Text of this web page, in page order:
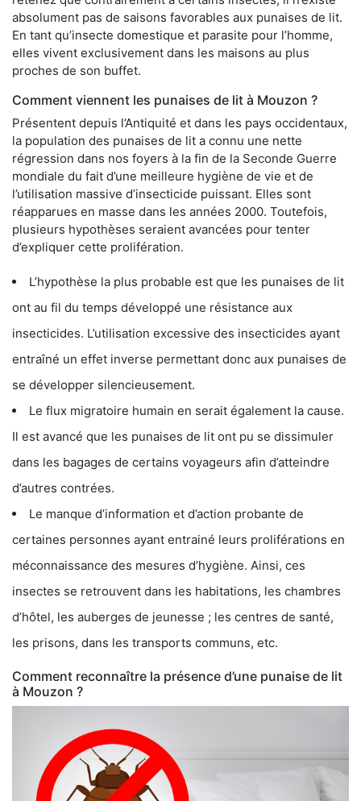
absolument pas de saisons favorables aux punaises de lit.
En tant qu’insecte domestique et parasite pour l’homme,
elles vivent exclusivement dans les maisons au plus
proches de son buffet.
Comment viennent les punaises de lit à Mouzon ?
Présentent depuis l’Antiquité et dans les pays occidentaux,
la population des punaises de lit a connu une nette
régression dans nos foyers à la fin de la Seconde Guerre
mondiale du fait d’une meilleure hygiène de vie et de
l’utilisation massive d’insecticide puissant. Elles sont
réapparues en masse dans les années 2000. Toutefois,
plusieurs hypothèses seraient avancées pour tenter
d’expliquer cette prolifération.
L’hypothèse la plus probable est que les punaises de lit
ont au fil du temps développé une résistance aux
insecticides. L’utilisation excessive des insecticides ayant
entraîné un effet inverse permettant donc aux punaises de
se développer silencieusement.
Le flux migratoire humain en serait également la cause.
Il est avancé que les punaises de lit ont pu se dissimuler
dans les bagages de certains voyageurs afin d’atteindre
d’autres contrées.
Le manque d’information et d’action probante de
certaines personnes ayant entrainé leurs proliférations en
méconnaissance des mesures d’hygiène. Ainsi, ces
insectes se retrouvent dans les habitations, les chambres
d’hôtel, les auberges de jeunesse ; les centres de santé,
les prisons, dans les transports communs, etc.
Comment reconnaître la présence d’une punaise de lit
à Mouzon ?